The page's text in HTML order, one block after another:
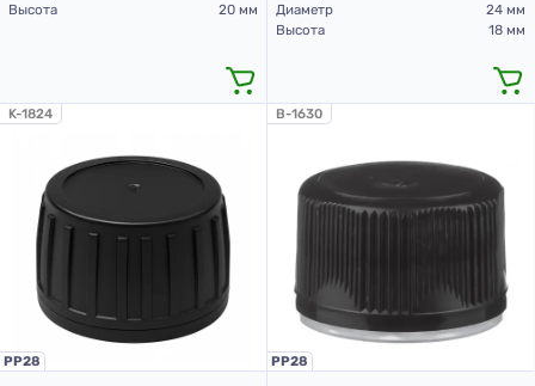
Высота
20 мм
Диаметр
24 мм
Высота
18 мм
K-1824
PP28
B-1630
PP28